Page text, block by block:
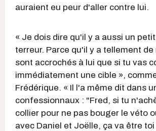
auraient eu peur d'aller contre lui.
« Je dois dire qu'il y a aussi un
terreur. Parce qu'il y a tellement de
sont accrochés à lui que si tu vas
immédiatement une cible »,
Frédérique. « Il l'a même dit dans
confessionnaux : "Fred, si tu
collier pour ne pas bouger le véto
avec Daniel et Joëlle, ça va être